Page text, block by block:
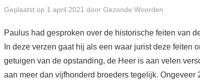
Geplaatst op 1 april 2021 door Gezonde Woorden
Paulus had gesproken over de historische feiten van
In deze verzen gaat hij als een waar jurist deze feiten
getuigen van de opstanding, de Heer is aan velen
aan meer dan vijfhonderd broeders tegelijk. Ongeveer